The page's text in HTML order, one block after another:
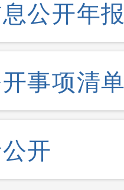
公开年
事项清
开